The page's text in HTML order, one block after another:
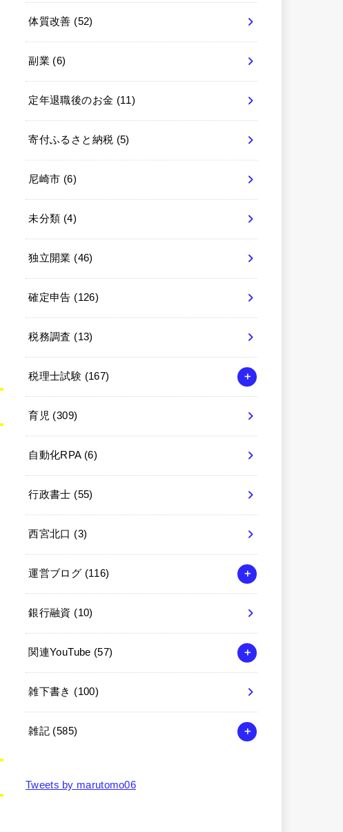
体質改善 (52)
副業 (6)
定年退職後のお金 (11)
寄付ふるさと納税 (5)
尼崎市 (6)
未分類 (4)
独立開業 (46)
確定申告 (126)
税務調査 (13)
税理士試験 (167)
育児 (309)
自動化RPA (6)
行政書士 (55)
西宮北口 (3)
運営ブログ (116)
銀行融資 (10)
関連YouTube (57)
雑下書き (100)
雑記 (585)
Tweets by marutomo06